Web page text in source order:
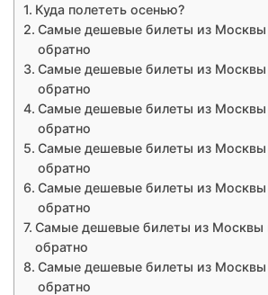
Куда полететь осенью?
Самые дешевые билеты из Москвы
обратно
Самые дешевые билеты из Москвы
обратно
Самые дешевые билеты из Москвы
обратно
Самые дешевые билеты из Москвы
обратно
Самые дешевые билеты из Москвы
обратно
Самые дешевые билеты из Москвы
обратно
Самые дешевые билеты из Москвы
обратно